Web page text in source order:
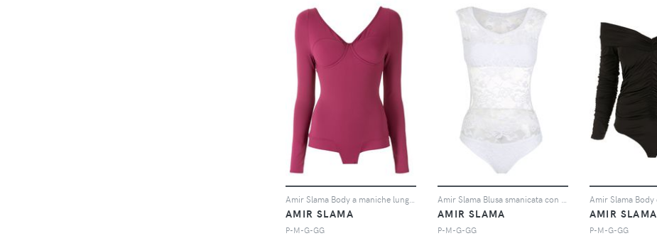
Amir Slama Body a maniche lunghe - Viola
AMIR SLAMA
P-M-G-GG
Amir Slama Blusa smanicata con pizzo - Bianco
AMIR SLAMA
P-M-G-GG
AMIR SLAMA
P-M-G-GG